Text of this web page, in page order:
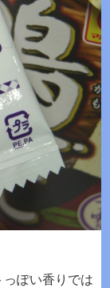
ぽい香りでは